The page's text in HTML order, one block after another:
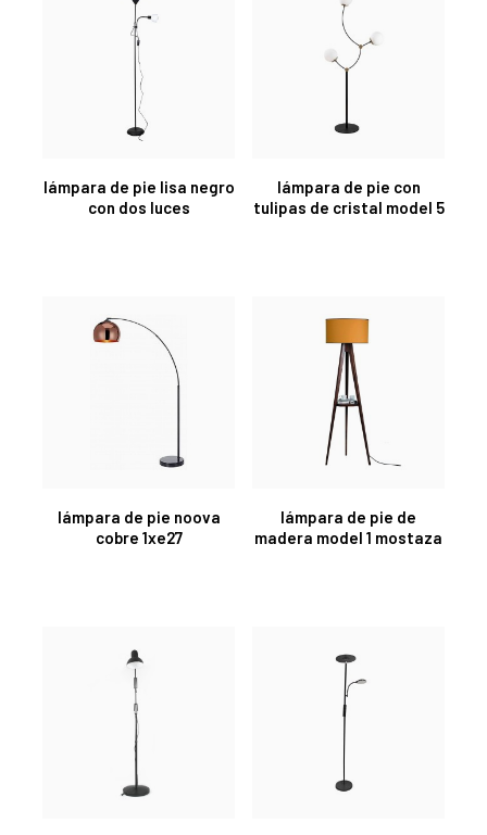
lámpara de pie lisa negro
con dos luces
lámpara de pie con
tulipas de cristal model 5
lámpara de pie noova
cobre 1xe27
lámpara de pie de
madera model 1 mostaza